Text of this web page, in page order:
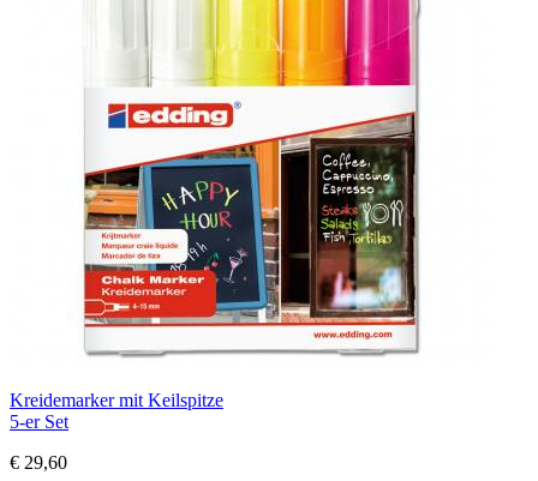
Kreidemarker mit Keilspitze
5-er Set
€ 29,60